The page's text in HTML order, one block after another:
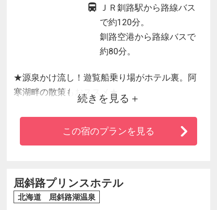
ＪＲ釧路駅から路線バス
で約120分。
釧路空港から路線バスで
約80分。
★源泉かけ流し！遊覧船乗り場がホテル裏。阿
寒湖畔の散策もおススメ★
阿寒湖畔の中心部に位置し、遊覧船のりば、ア
イヌ部落にも近く観光に大変便利♪
純和風旅館で、湖畔側のお部屋からの眺望が素
続きを見る
この宿のプランを見る
屈斜路プリンスホテル
北海道 屈斜路湖温泉